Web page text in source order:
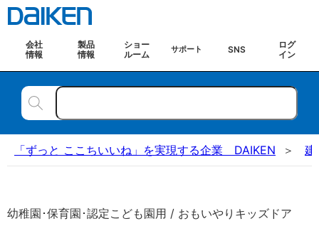
会社
情報
製品
情報
ショー
ルーム
サポート SNS
ログ
イン
「ずっと ここちいいね」を実現する企業 DAIKEN 建
幼稚園･保育園･認定こども園用 / おもいやりキッズドア